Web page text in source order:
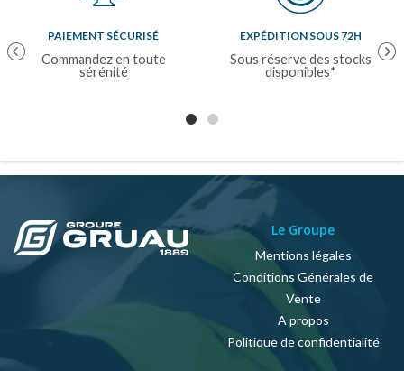
PreviousPAIEMENT SÉCURISÉ
Commandez en toute
sérénité
EXPÉDITION SOUS 72H
Sous réserve des stocks
disponibles*
Le Groupe
Mentions légales
Conditions Générales de
Vente
A propos
Politique de confidentialité